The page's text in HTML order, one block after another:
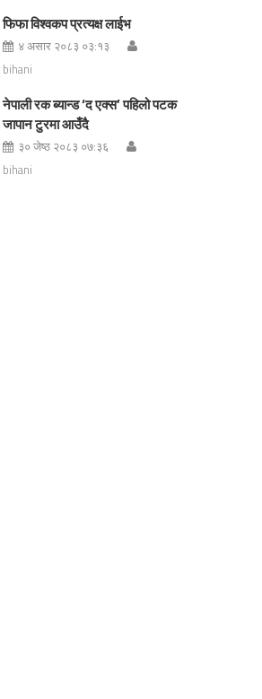
फिफा विश्वकप प्रत्यक्ष लाईभ
४ असार २०८३ ०३:१३
bihani
नेपाली रक ब्यान्ड ‘द एक्स’ पहिलो पटक
जापान टुरमा आउँदै
३० जेष्ठ २०८३ ०७:३६
bihani